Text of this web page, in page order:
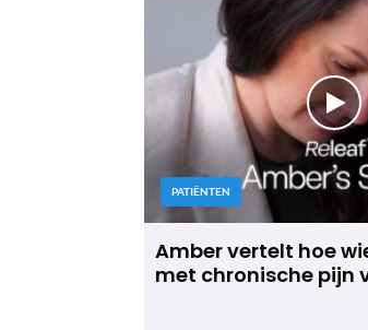
PATIËNTEN
Amber vertelt hoe
met chronische pijn